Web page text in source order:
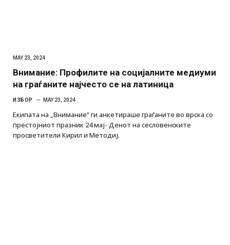
MAY 23, 2024
Внимание: Профилите на социјалните медиуми
на граѓаните најчесто се на латиница
ИЗБОР MAY 23, 2024
Екипата на „Внимание“ ги анкетираше граѓаните во врска со
престојниот празник 24 мај- Денот на сесловенските
просветители Кирил и Методиј.